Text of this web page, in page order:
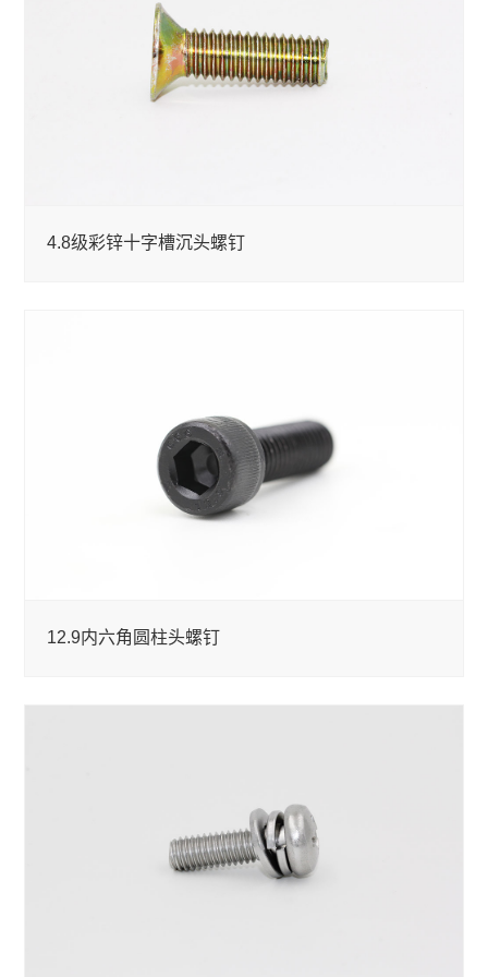
4.8级彩锌十字槽沉头螺钉
12.9内六角圆柱头螺钉